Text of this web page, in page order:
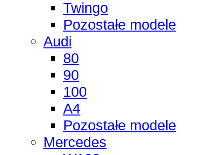
Twingo
Pozostałe modele
Audi
80
90
100
A4
Pozostałe modele
Mercedes